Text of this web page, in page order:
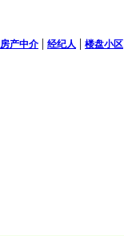
房产中介 | 经纪人 | 楼盘小区